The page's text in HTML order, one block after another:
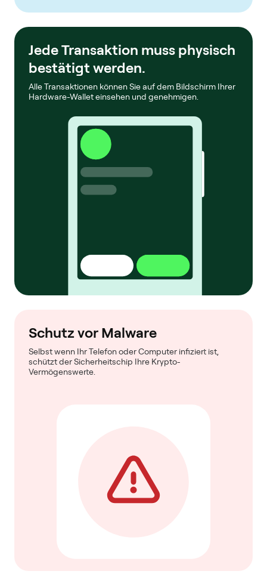
Jede Transaktion muss physisch
bestätigt werden.
Alle Transaktionen können Sie auf dem Bildschirm Ihrer
Hardware-Wallet einsehen und genehmigen.
Schutz vor Malware
Selbst wenn Ihr Telefon oder Computer infiziert ist,
schützt der Sicherheitschip Ihre Krypto-
Vermögenswerte.